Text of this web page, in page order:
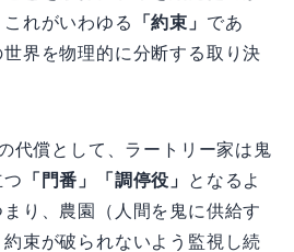
れがいわゆる
「約束」 であ
界を物理的に分断する取り決
償として、ラートリー家は鬼
「門番」「調停役」
となるよ
り、農園（人間を鬼に供給す
束が破られないよう監視し続